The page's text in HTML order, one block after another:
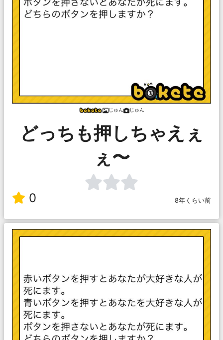
じゅん じゅん
どっちも押しちゃえぇ
ぇ〜
0 8年くらい前